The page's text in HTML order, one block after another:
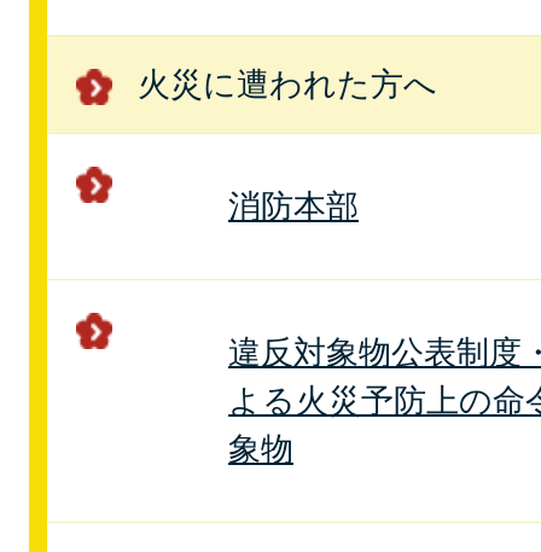
火災に遭われた方へ
消防本部
違反対象物公表制度
よる火災予防上の
象物